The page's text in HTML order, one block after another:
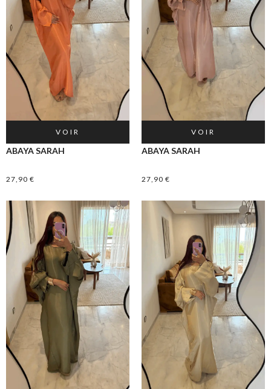
VOIR
ABAYA SARAH
27,90 €
VOIR
ABAYA SARAH
27,90 €